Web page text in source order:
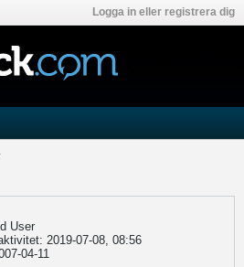
Logga in eller registrera dig
User
2019-07-08, 08:56
04-11